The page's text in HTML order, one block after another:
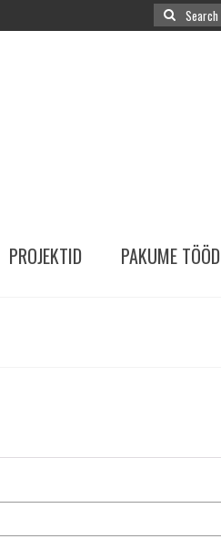
Search
for:
PROJEKTID PAKUME TÖÖD